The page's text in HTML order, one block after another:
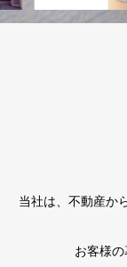
当社は、不動産か
お客様の